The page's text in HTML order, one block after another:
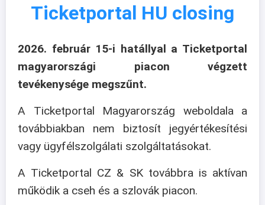
Ticketportal HU closing
2026. február 15-i hatállyal a Ticketportal
magyarországi piacon végzett
tevékenysége megszűnt.
A Ticketportal Magyarország weboldala a
továbbiakban nem biztosít jegyértékesítési
vagy ügyfélszolgálati szolgáltatásokat.
A Ticketportal CZ & SK továbbra is aktívan
működik a cseh és a szlovák piacon.